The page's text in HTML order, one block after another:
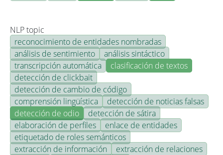
NLP topic
reconocimiento de entidades nombradas
análisis de sentimiento
análisis sintáctico
transcripción automática
clasificación de textos
detección de clickbait
detección de cambio de código
comprensión lingüística
detección de noticias falsas
detección de odio
detección de sátira
elaboración de perfiles
enlace de entidades
etiquetado de roles semánticos
extracción de información
extracción de relaciones